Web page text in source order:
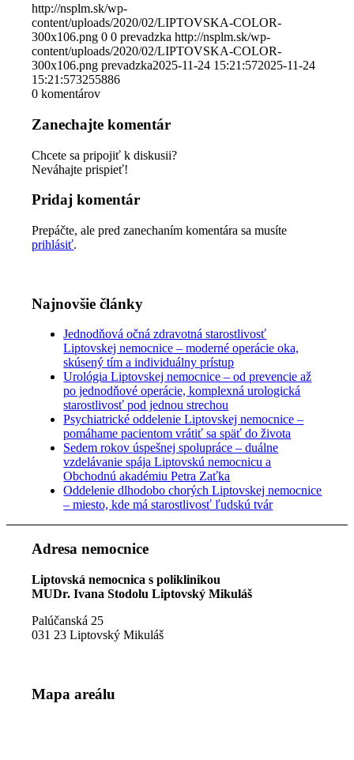
http://nsplm.sk/wp-
content/uploads/2020/02/LIPTOVSKA-COLOR-
300x106.png 0 0 prevadzka http://nsplm.sk/wp-
content/uploads/2020/02/LIPTOVSKA-COLOR-
300x106.png prevadzka2025-11-24 15:21:572025-11-24
15:21:573255886
0 komentárov
Zanechajte komentár
Chcete sa pripojiť k diskusii?
Neváhajte prispieť!
Pridaj komentár
Prepáčte, ale pred zanechaním komentára sa musíte
prihlásiť.
Najnovšie články
Jednodňová očná zdravotná starostlivosť
Liptovskej nemocnice – moderné operácie oka,
skúsený tím a individuálny prístup
Urológia Liptovskej nemocnice – od prevencie až
po jednodňové operácie, komplexná urologická
starostlivosť pod jednou strechou
Psychiatrické oddelenie Liptovskej nemocnice –
pomáhame pacientom vrátiť sa späť do života
Sedem rokov úspešnej spolupráce – duálne
vzdelávanie spája Liptovskú nemocnicu a
Obchodnú akadémiu Petra Zaťka
Oddelenie dlhodobo chorých Liptovskej nemocnice
– miesto, kde má starostlivosť ľudskú tvár
Adresa nemocnice
Liptovská nemocnica s poliklinikou
MUDr. Ivana Stodolu Liptovský Mikuláš
Palúčanská 25
031 23 Liptovský Mikuláš
Mapa areálu